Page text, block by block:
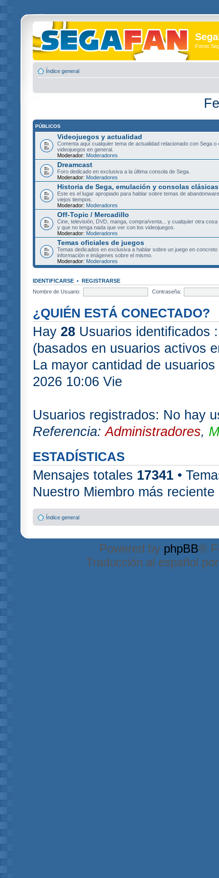
Foros
Índice general
PÚBLICOS
Videojuegos y actualidad
Comenta aquí cualquier tema de actualidad relacionado con Sega o
videojuegos en general.
Moderador: Moderadores
Dreamcast
Foro dedicado en exclusiva a la última consola de Sega.
Moderador: Moderadores
Historia de Sega, emulación y consolas clásicas
Este es el lugar apropiado para hablar sobre temas de
viejos tiempos.
Moderador: Moderadores
Off-Topic / Mercadillo
Cine, televisión, DVD, manga, compra/venta... y cualquier otra
y que no tenga nada que ver con los videojuegos.
Moderador: Moderadores
Temas oficiales de juegos
Temas dedicados en exclusiva a hablar sobre un juego en concreto
información e imágenes sobre el mismo.
Moderador: Moderadores
IDENTIFICARSE • REGISTRARSE
Nombre de Usuario:
Contraseña:
¿QUIÉN ESTÁ CONECTADO?
Hay 28 Usuarios identificados
(basados en usuarios activos
La mayor cantidad de
2026 10:06 Vie
Usuarios registrados: No hay
Referencia:Administradores,
ESTADÍSTICAS
Mensajes totales 17341 •
Nuestro Miembro más
Índice general
Powered by phpBB®
Traducción al español